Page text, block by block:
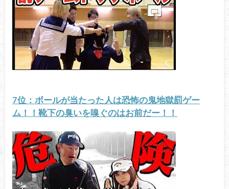
7位：ボールが当たった人は恐怖の鬼地獄罰ゲー
ム！！靴下の臭いを嗅ぐのはお前だー！！